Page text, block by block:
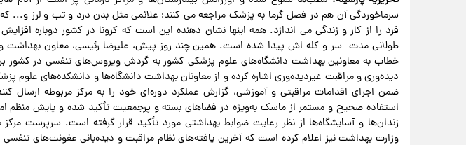
سرماخوردگی آن هم در فصل گرما به پزشک مراجعه می کنند؛ علائمی مثل بدن درد و تب و لرز و... که
فرد را از کار و زندگی می اندازد. همه اینها نشان دهنده این است که کرونا در کشور دوباره
طولانی مدت سر و کله اش پیدا شده است. همین چند روز پیش، علیرضا رئیسی، معاون بهداشت
خطاب به معاونین بهداشت دانشگاه‌های علوم پزشکی کشور به گردش ویروس‌های تنفسی در کشور
دیده‌وری و مراقبت غیردیده‌وری اشاره کرده و از معاونان بهداشت دانشگاه‌ها و دانشکده‌های علوم
ضمن اجرای اقدامات مراقبتی و آموزشی، گزارش عملکرد دوره‌ای خود را به مرکز مربوطه ارسال
استفاده صحیح و مستمر از ماسک به‌ویژه در فضاهای بسته و پرجمعیت تأکید شده و پایش منظم
زندان‌ها و آسایشگاه‌ها از نظر رعایت ضوابط بهداشتی مورد تأکید قرار گرفته است. سرپرست مرکز
وزارت بهداشت نیز اعلام کرده است که آخرین یافته‌های نظام مراقبت و دیده‌بانی عفونت‌های